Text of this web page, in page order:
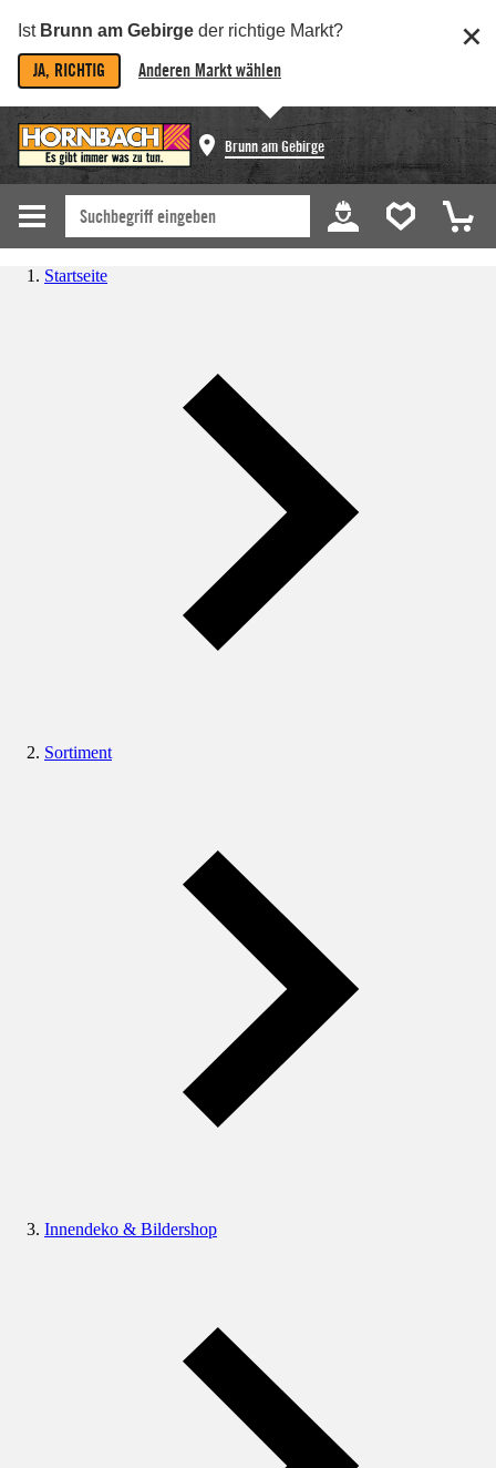
Ist Brunn am Gebirge der richtige Markt?
JA, RICHTIG Anderen Markt wählen
Brunn am Gebirge
Startseite
Sortiment
Innendeko & Bildershop